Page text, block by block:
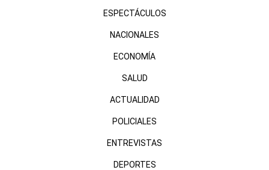
ESPECTÁCULOS
NACIONALES
ECONOMÍA
SALUD
ACTUALIDAD
POLICIALES
ENTREVISTAS
DEPORTES